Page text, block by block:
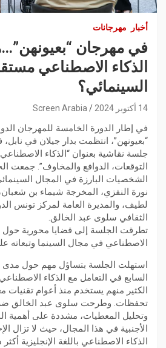
أخبار مهرجانات
في مهرجان
الذكاء الاصطناعي
السينمائي؟
14 أكتوبر 2024 Screen Arabia
في إطار الدورة الخامسة للمهرجان
جلسة نقاشية بعنوان “الذكاء الاصطناعي
التوقعات، الدوافع والمخاوف”. جمعت
الشخصيات البارزة في المجال
نورة النفزي، المخرجة شيماء بن
لطيف، والمديرة العامة لمركز تونس
الثقافي سلوى عبد الخالق.
تطرقت الجلسة إلى قضايا محورية حول
الاصطناعي في مجال السينما وتبعاته
استهلت الجلسة بتساؤل مهم حول مدى
السابع في التعامل مع الذكاء
الكثير منهم يستخدم منذ أعوام تقنيات
تحفظات. وطرحت سلوى عبد الخالق
وتحليل المعطيات، مشددة على أهمية
الأجنبية في هذا المجال، حيث لا تزال
الذكاء الاصطناعي باللغة الإنجليزية